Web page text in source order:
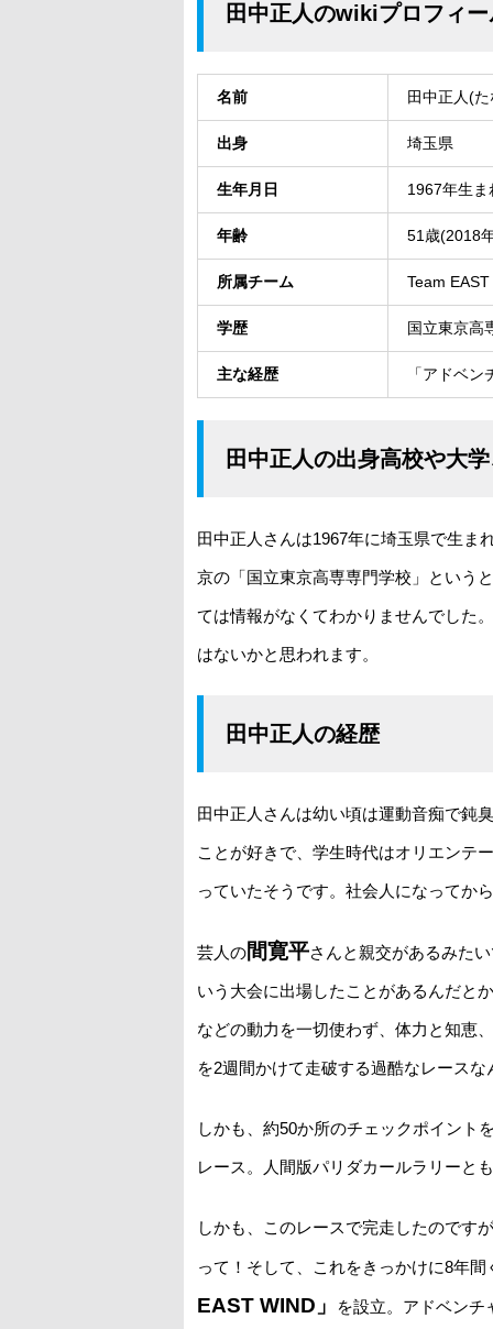
田中正人のwikiプロフィー
名前 田中正人(
出身 埼玉県
生年月日 1967年生ま
年齢 51歳(2018
所属チーム Team
学歴 国立東京高
主な経歴 「アドベ
田中正人の出身高校や大
田中正人さんは1967年に埼玉県で生ま
京の「国立東京高専専門学校」という
ては情報がなくてわかりませんでした
はないかと思われます。
田中正人の経歴
田中正人さんは幼い頃は運動音痴で鈍
ことが好きで、学生時代はオリエンテ
っていたそうです。社会人になってか
芸人の間寛平さんと親交があるみた
いう大会に出場したことがあるんだと
などの動力を一切使わず、体力と知恵
を2週間かけて走破する過酷なレースな
しかも、約50か所のチェックポイント
レース。人間版パリダカールラリーと
しかも、このレースで完走したのです
って！そして、これをきっかけに8年
EAST WIND」 を設立。アドベン